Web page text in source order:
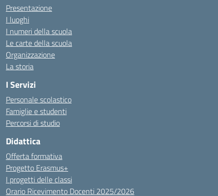
Presentazione
I luoghi
I numeri della scuola
Le carte della scuola
Organizzazione
La storia
I Servizi
Personale scolastico
Famiglie e studenti
Percorsi di studio
Didattica
Offerta formativa
Progetto Erasmus+
I progetti delle classi
Orario Ricevimento Docenti 2025/2026